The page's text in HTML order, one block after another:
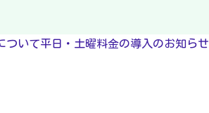
ついて平日・土曜料金の導入のお知らせ